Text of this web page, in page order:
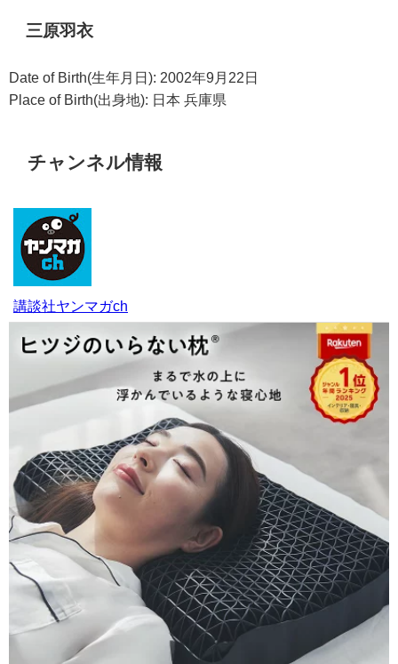
三原羽衣
Date of Birth(生年月日): 2002年9月22日
Place of Birth(出身地): 日本 兵庫県
チャンネル情報
講談社ヤンマガch